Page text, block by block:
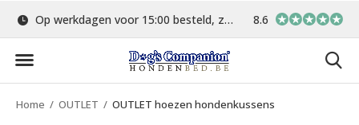
Op werkdagen voor 15:00 besteld, zelfde dag verstuurd Gratis verzending
8.6
Home OUTLET OUTLET hoezen hondenkussens